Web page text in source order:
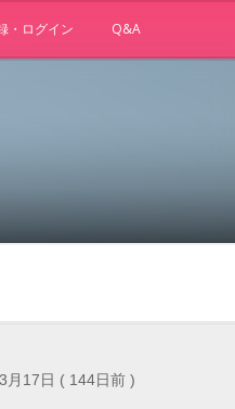
・ログイン Q&A
月17日 ( 144日前 )